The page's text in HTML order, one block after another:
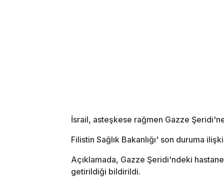
İsrail, asteşkese rağmen Gazze Şeridi'ne
Filistin Sağlık Bakanlığı' son duruma
Açıklamada, Gazze Şeridi'ndeki
getirildiği bildirildi.